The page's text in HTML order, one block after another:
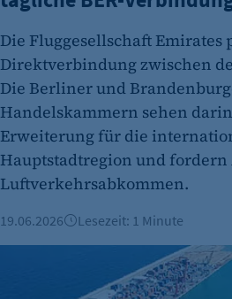
Die Fluggesellschaft Emirates
Direktverbindung zwischen
Die Berliner und
Handelskammern sehen
Erweiterung für die
Hauptstadtregion und fordern
Luftverkehrsabkommen.
19.06.2026 Lesezeit: 1 Minute
Lage in Nahost weiterhin